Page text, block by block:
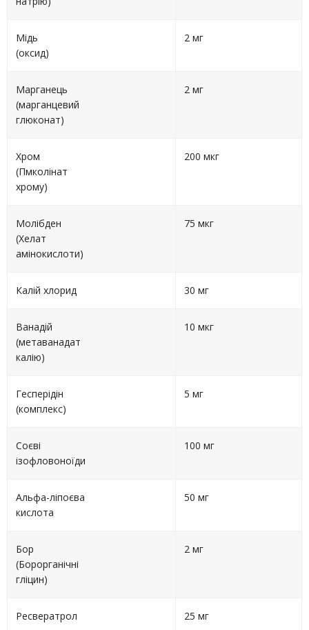
Мідь
(оксид)
2 мг
Марганець
(марганцевий
глюконат)
2 мг
Хром
(Пмколінат
хрому)
200 мкг
Молібден
(Хелат
амінокислоти)
75 мкг
Калій хлорид 30 мг
Ванадій
(метаванадат
калію)
10 мкг
Гесперідін
(комплекс)
5 мг
Соєві
ізофловоноїди
100 мг
Альфа-ліпоєва
кислота
50 мг
Бор
(Борорганічні
гліцин)
2 мг
Ресвератрол 25 мг